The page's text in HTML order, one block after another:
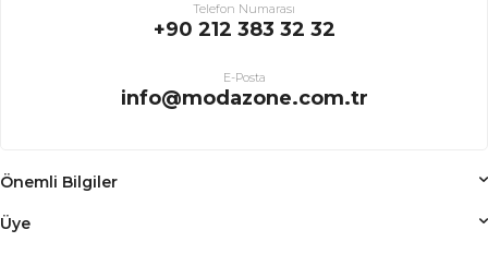
Telefon Numarası
+90 212 383 32 32
E-Posta
info@modazone.com.tr
Önemli Bilgiler
Üye